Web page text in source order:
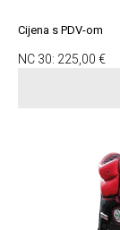
Cijena s PDV-om
NC 30: 225,00 €